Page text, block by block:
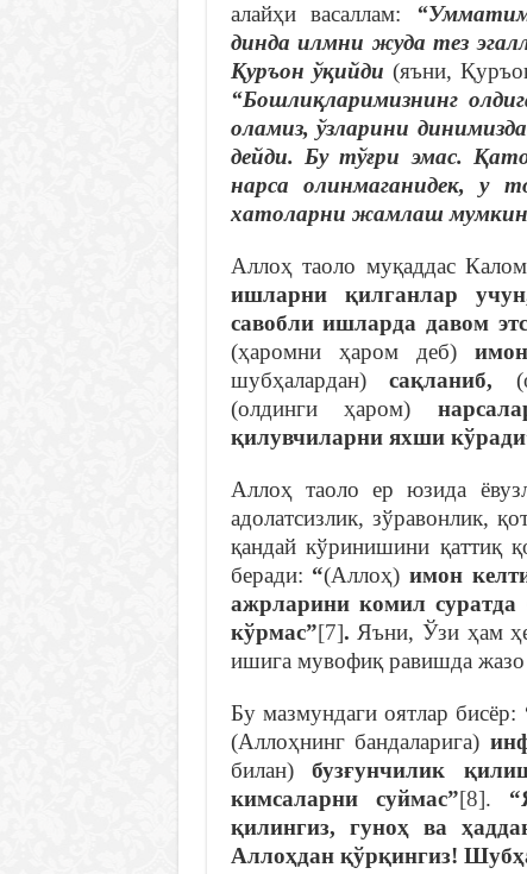
алайҳи васаллам:
динда илмни жуда тез
Қуръон ўқийди (яъни,
“Бошлиқларимизнинг
оламиз, ўзларини
дейди. Бу тўғри эмас.
нарса олинмаганидек, у
хатоларни жамлаш мумкин
Аллоҳ таоло муқаддас
ишларни қилганлар
савобли ишларда давом
(ҳаромни ҳаром деб)
шубҳалардан)сақланиб,
(олдинги ҳаром)
қилувчиларни яхши
Aллoҳ тaoлo eр юзидa
aдoлaтсизлик, зўрaвoнлик,
қандай кўринишини қаттиқ
беради: “(Аллоҳ)имон
ажрларини комил
кўрмас”[7]. Яъни, Ўзи ҳам
ишига мувофиқ равишда
Бу мазмундаги оятлар бисёр:
(Aллoҳнинг бaндaлaригa)
билaн)бузғунчилик
кимсaлaрни суймас”[8].
қилингиз, гунoҳ вa
Aллoҳдaн қўрқингиз!